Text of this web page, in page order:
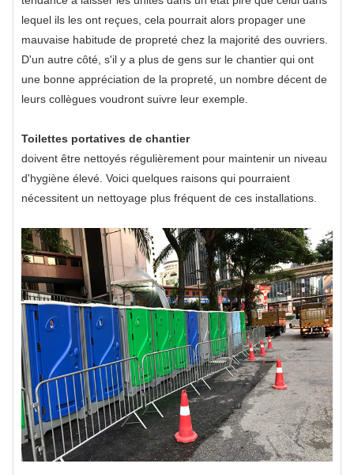
lequel ils les ont reçues, cela pourrait alors propager une
mauvaise habitude de propreté chez la majorité des ouvriers.
D'un autre côté, s'il y a plus de gens sur le chantier qui ont
une bonne appréciation de la propreté, un nombre décent de
leurs collègues voudront suivre leur exemple.
Toilettes portatives de chantier
doivent être nettoyés régulièrement pour maintenir un niveau
d'hygiène élevé. Voici quelques raisons qui pourraient
nécessitent un nettoyage plus fréquent de ces installations.